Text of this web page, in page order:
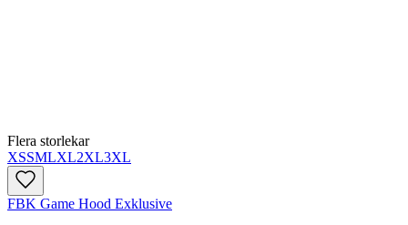
Flera storlekar
XSSMLXL2XL3XL
FBK Game Hood Exklusive